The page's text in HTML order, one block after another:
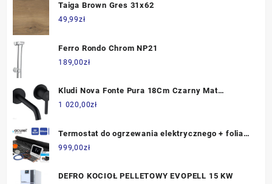
Taiga Brown Gres 31x62
49,99zł
Ferro Rondo Chrom NP21
189,00zł
Kludi Nova Fonte Pura 18Cm Czarny Mat
202443915
1 020,00zł
Termostat do ogrzewania elektrycznego + folia
grzewcza 12m2 80W/m2 + akcesoria montażowe
999,00zł
DEFRO KOCIOŁ PELLETOWY EVOPELL 15 KW